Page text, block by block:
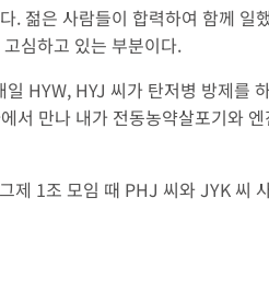
. 젊은 사람들이 합력하여 함께
심하고 있는 부분이다.
HYW, HYJ 씨가 탄저병 방제를
서 만나 내가 전동농약살포기와
1조 모임 때 PHJ 씨와 JYK 씨